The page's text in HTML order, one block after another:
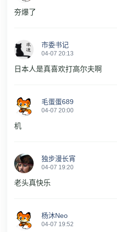
夯爆了
市委书记
04-07 20:13
日本人是真喜欢打高尔夫啊
毛蛋蛋689
04-07 20:00
机
独步漫长宵
04-07 19:20
老头真快乐
杨沐Neo
04-07 19:52